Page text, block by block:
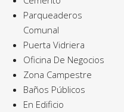
Parqueaderos
Comunal
Puerta Vidriera
Oficina De Negocios
Zona Campestre
Baños Públicos
En Edificio